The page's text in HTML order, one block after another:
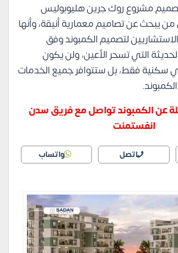
مشروع روك جرين هليوبوليس
يبحث عن تصاميم معمارية أنيقة، وأنها
لتصميم الكمبوند وفق
التي تسحر الأعين، ولن يكون
سكنية فقط، بل ستتوافر جميع الخدمات
عن الكمبوند تواصل مع فريق سدن
انفستمنت
اتصل واتساب